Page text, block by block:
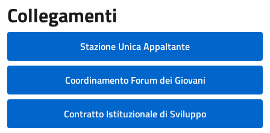
Collegamenti
Stazione Unica Appaltante
Coordinamento Forum dei Giovani
Contratto Istituzionale di Sviluppo